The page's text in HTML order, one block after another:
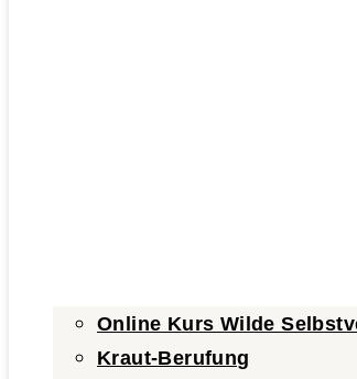
Online Kurs Wilde
Kraut-Berufung